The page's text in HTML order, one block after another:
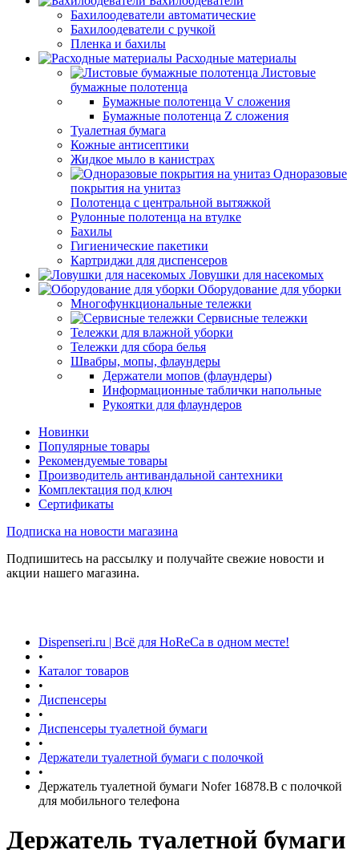
Бахилоодеватели автоматические
Бахилоодеватели с ручкой
Пленка и бахилы
Расходные материалы
Листовые
бумажные полотенца
Бумажные полотенца V сложения
Бумажные полотенца Z сложения
Туалетная бумага
Кожные антисептики
Жидкое мыло в канистрах
Одноразовые
покрытия на унитаз
Полотенца с центральной вытяжкой
Рулонные полотенца на втулке
Бахилы
Гигиенические пакетики
Картриджи для диспенсеров
Ловушки для насекомых
Оборудование для уборки
Многофункциональные тележки
Сервисные тележки
Тележки для влажной уборки
Тележки для сбора белья
Швабры, мопы, флаундеры
Держатели мопов (флаундеры)
Информационные таблички напольные
Рукоятки для флаундеров
Новинки
Популярные товары
Рекомендуемые товары
Производитель антивандальной сантехники
Комплектация под ключ
Сертификаты
Подписка на новости магазина
Подпишитесь на рассылку и получайте свежие новости и
акции нашего магазина.
Dispenseri.ru | Всё для HoReCa в одном месте!
•
Каталог товаров
•
Диспенсеры
•
Диспенсеры туалетной бумаги
•
Держатели туалетной бумаги с полочкой
•
Держатель туалетной бумаги Nofer 16878.B с полочкой
для мобильного телефона
Держатель туалетной бумаги